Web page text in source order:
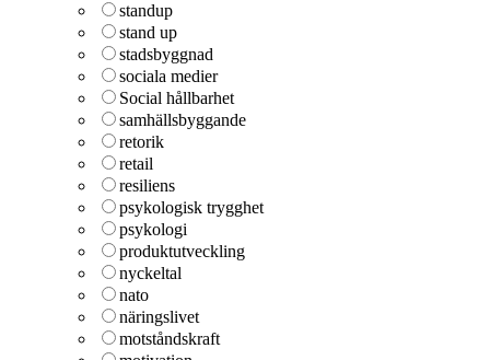
standup
stand up
stadsbyggnad
sociala medier
Social hållbarhet
samhällsbyggande
retorik
retail
resiliens
psykologisk trygghet
psykologi
produktutveckling
nyckeltal
nato
näringslivet
motståndskraft